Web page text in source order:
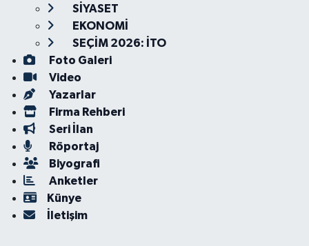
SİYASET
EKONOMİ
SEÇİM 2026: İTO
Foto Galeri
Video
Yazarlar
Firma Rehberi
Seri İlan
Röportaj
Biyografi
Anketler
Künye
İletişim